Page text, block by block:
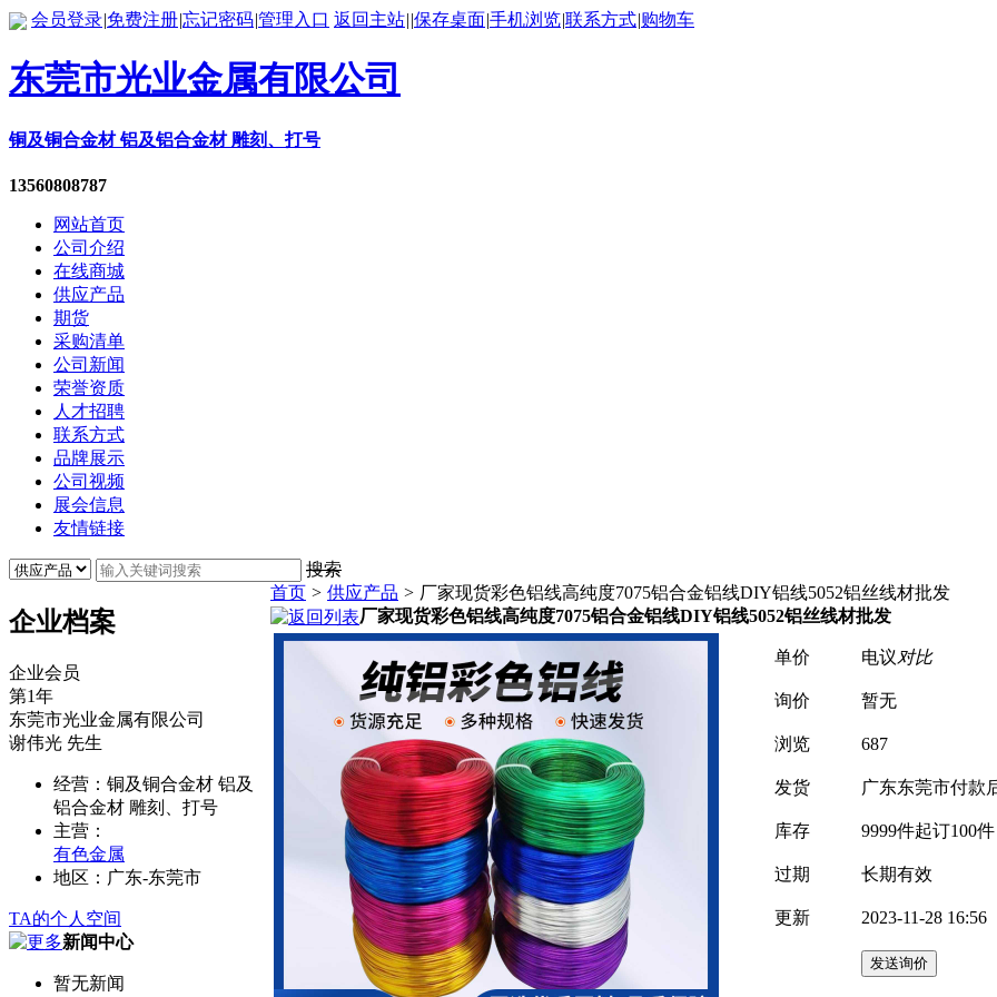
会员登录|免费注册|忘记密码|管理入口 返回主站||保存桌面|手机浏览|联系方式|购物车
东莞市光业金属有限公司
铜及铜合金材 铝及铝合金材 雕刻、打号
13560808787
网站首页
公司介绍
在线商城
供应产品
期货
采购清单
公司新闻
荣誉资质
人才招聘
联系方式
品牌展示
公司视频
展会信息
友情链接
搜索
企业档案
企业会员
第1年
东莞市光业金属有限公司
谢伟光 先生
经营： 铜及铜合金材 铝及
铝合金材 雕刻、打号
主营：
有色金属
地区： 广东-东莞市
TA的个人空间
新闻中心
暂无新闻
首页 > 供应产品 > 厂家现货彩色铝线高纯度7075铝合金铝线DIY铝线5052铝丝线材批发
厂家现货彩色铝线高纯度7075铝合金铝线DIY铝线5052铝丝线材批发
单价 电议对比
询价 暂无
浏览 687
发货 广东东莞市付款
库存 9999件起订100件
过期 长期有效
更新 2023-11-28 16:56